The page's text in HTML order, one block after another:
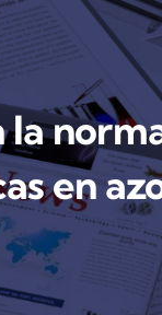
la
en